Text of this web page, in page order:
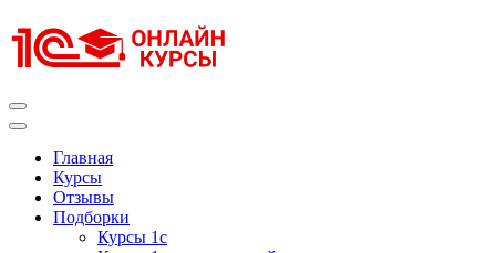
к
содержимому
Главная
Курсы
Отзывы
Подборки
Курсы 1с